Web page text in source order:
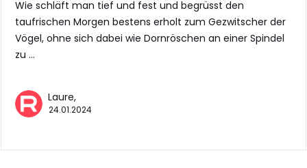
Wie schläft man tief und fest und begrüsst den
taufrischen Morgen bestens erholt zum Gezwitscher der
Vögel, ohne sich dabei wie Dornröschen an einer Spindel
zu …
Laure,
24.01.2024